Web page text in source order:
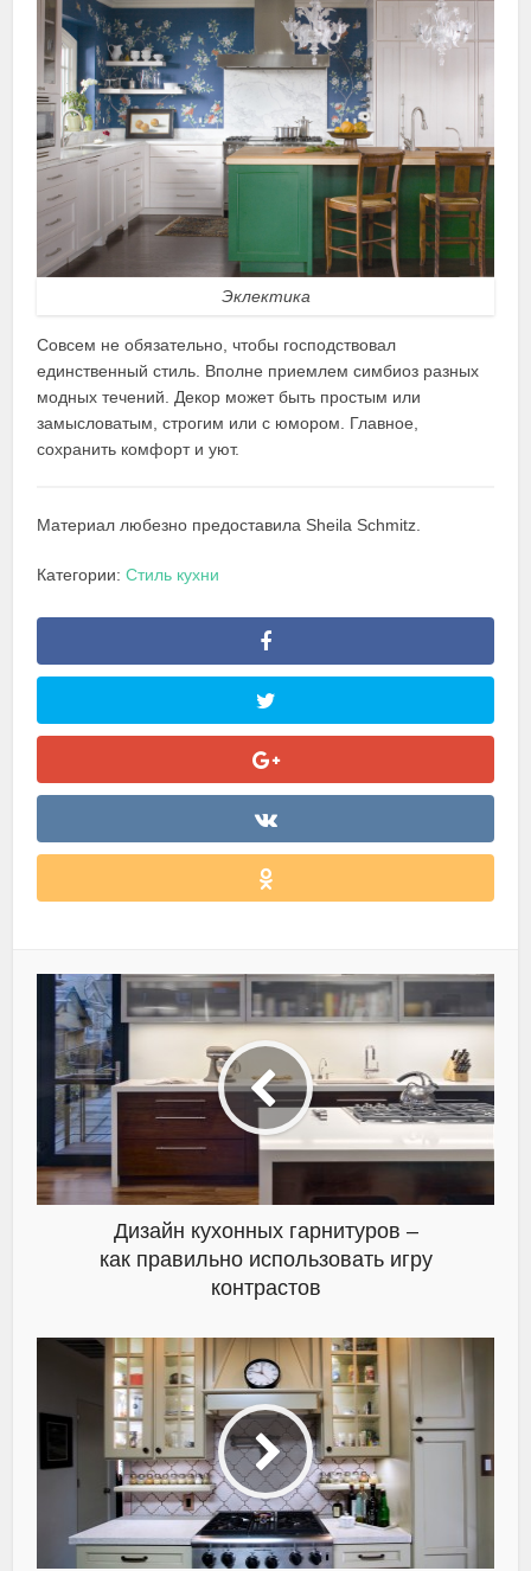
Эклектика
Совсем не обязательно, чтобы господствовал
единственный стиль. Вполне приемлем симбиоз разных
модных течений. Декор может быть простым или
замысловатым, строгим или с юмором. Главное,
сохранить комфорт и уют.
Материал любезно предоставила Sheila Schmitz.
Категории:Стиль кухни
Дизайн кухонных гарнитуров –
как правильно использовать игру
контрастов